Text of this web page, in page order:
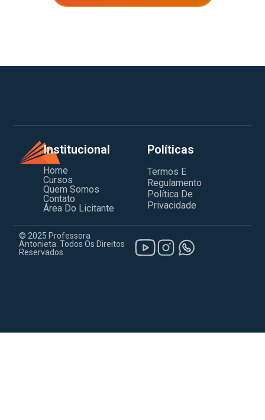
Institucional
Home
Cursos
Quem Somos
Contato
Área Do Licitante
Políticas
Termos E
Regulamento
Política De
Privacidade
© 2025 Professora
Antonieta. Todos Os Direitos
Reservados